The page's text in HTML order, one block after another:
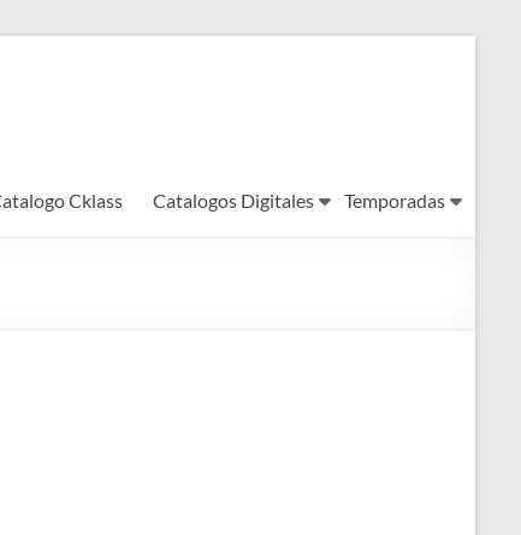
Cklass Catalogos Digitales Temporadas